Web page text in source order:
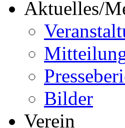
Aktuelles/
Bilder
Verein